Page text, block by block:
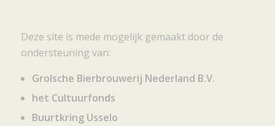
Deze site is mede mogelijk gemaakt door de
ondersteuning van:
Grolsche Bierbrouwerij Nederland B.V.
het Cultuurfonds
Buurtkring Usselo